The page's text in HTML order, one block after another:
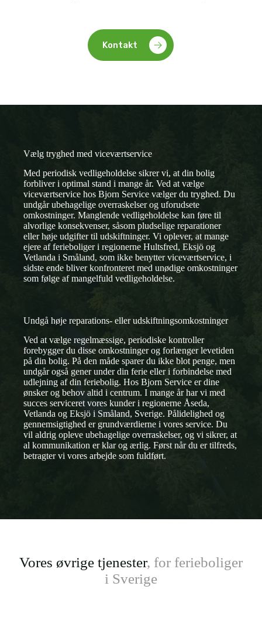
Kontakt
Vælg tryghed med viceværtservice
Med periodisk vedligeholdelse sikrer vi, at din bolig
forbliver i optimal stand i mange år. Ved at vælge
viceværtservice hos Bjorn Service vælger du tryghed. Du
undgår ubehagelige overraskelser og uforudsete
omkostninger. Manglende vedligeholdelse kan føre til
alvorlige konsekvenser, såsom pludselige reparationer
eller høje udgifter til udskiftninger. Vi oplever, at mange
ejere af ferieboliger i regionerne Hultsfred, Eksjö og
Vetlanda i Småland, som ikke benytter viceværtservice, i
sidste ende bliver konfronteret med unødige omkostninger
som følge af mangelfuld vedligeholdelse.
Undgå høje reparations- eller udskiftningsomkostninger
Ved at vælge regelmæssige, periodiske kontroller
forebygger du disse omkostninger og forlænger levetiden
på din bolig. På den måde sparer du ikke blot penge, men
undgår også gener under din ferie eller i forbindelse med
udlejning af din feriebolig. Hos Bjorn Service er dine
ønsker og behov altid i centrum. I mange år har vi med
succes serviceret vores kunder i regionerne Åseda,
Vetlanda og Eksjö i Småland, Sverige. Pålidelighed og
gennemsigtighed er grundværdierne i vores service. Du
vil aldrig opleve ubehagelige overraskelser, og vi sikrer, at
al kommunikation er klar og ærlig. Først når du er tilfreds,
betragter vi vores arbejde som fuldført.
Vores øvrige tjenester, for ferieboliger
i Sverige